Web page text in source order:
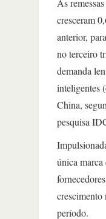
cresceram
anterior,
no terceiro
demanda
inteligentes
China,
pesquisa
única marca
crescimento
período.